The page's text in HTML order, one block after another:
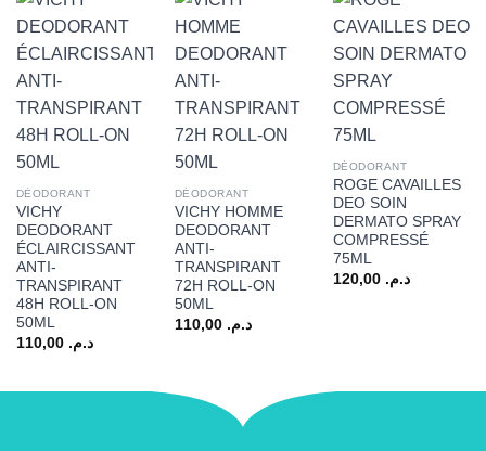
DÉODORANT
VICHY
DEODORANT
ÉCLAIRCISSANT
ANTI-
TRANSPIRANT
48H ROLL-ON
50ML
د.م. 110,00
DÉODORANT
VICHY HOMME
DEODORANT
ANTI-
TRANSPIRANT
72H ROLL-ON
50ML
د.م. 110,00
DÉODORANT
ROGE CAVAILLES
DEO SOIN
DERMATO SPRAY
COMPRESSÉ
75ML
د.م. 120,00